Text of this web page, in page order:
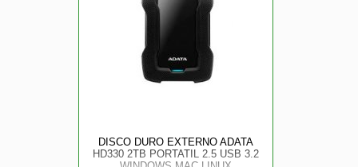
DISCO DURO EXTERNO ADATA
HD330 2TB PORTATIL 2.5 USB 3.2